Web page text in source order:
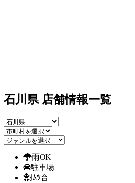
石川県 店舗情報一覧
雨OK
駐車場
ｵﾑﾂ台